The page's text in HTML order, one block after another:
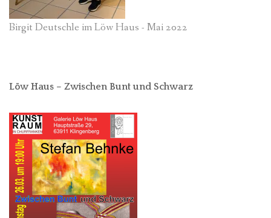
Birgit Deutschle im Löw Haus - Mai 2022
Löw Haus – Zwischen Bunt und Schwarz